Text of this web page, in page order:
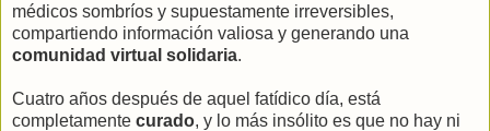
médicos sombríos y supuestamente irreversibles,
compartiendo información valiosa y generando una
comunidad virtual solidaria.
Cuatro años después de aquel fatídico día, está
completamente curado, y lo más insólito es que no hay ni